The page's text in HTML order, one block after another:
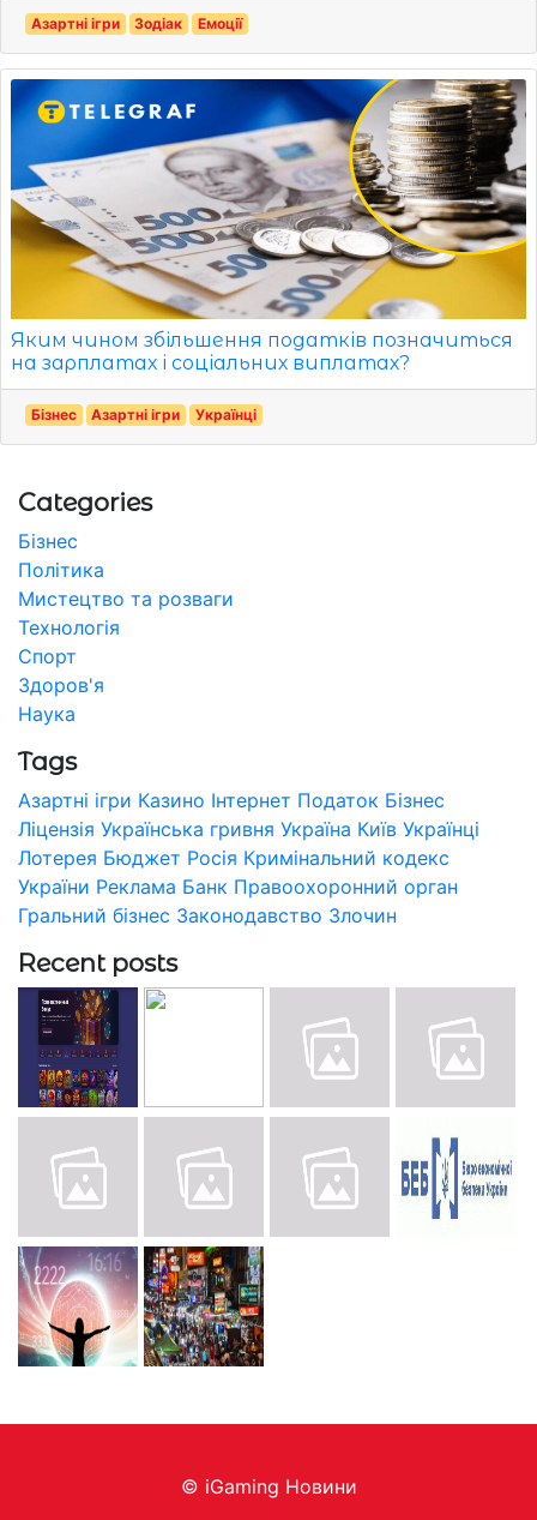
Азартні ігри Зодіак Емоції
Яким чином збільшення податків позначиться
на зарплатах і соціальних виплатах?
Бізнес Азартні ігри Українці
Categories
Бізнес
Політика
Мистецтво та розваги
Технологія
Спорт
Здоров'я
Наука
Tags
Азартні ігри Казино Інтернет Податок Бізнес
Ліцензія Українська гривня Україна Київ Українці
Лотерея Бюджет Росія Кримінальний кодекс
України Реклама Банк Правоохоронний орган
Гральний бізнес Законодавство Злочин
Recent posts
© iGaming Новини